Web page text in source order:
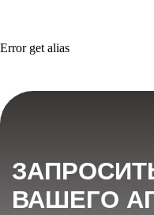
Error get alias